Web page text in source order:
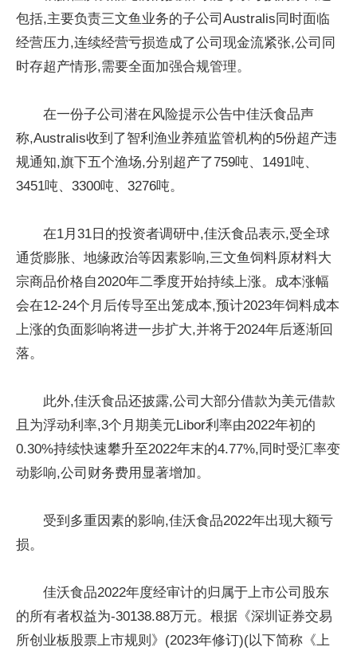
包括,主要负责三文鱼业务的子公司Australis同时面临
经营压力,连续经营亏损造成了公司现金流紧张,公司同
时存超产情形,需要全面加强合规管理。
在一份子公司潜在风险提示公告中佳沃食品声
称,Australis收到了智利渔业养殖监管机构的5份超产违
规通知,旗下五个渔场,分别超产了759吨、1491吨、
3451吨、3300吨、3276吨。
在1月31日的投资者调研中,佳沃食品表示,受全球
通货膨胀、地缘政治等因素影响,三文鱼饲料原材料大
宗商品价格自2020年二季度开始持续上涨。成本涨幅
会在12-24个月后传导至出笼成本,预计2023年饲料成本
上涨的负面影响将进一步扩大,并将于2024年后逐渐回
落。
此外,佳沃食品还披露,公司大部分借款为美元借款
且为浮动利率,3个月期美元Libor利率由2022年初的
0.30%持续快速攀升至2022年末的4.77%,同时受汇率变
动影响,公司财务费用显著增加。
受到多重因素的影响,佳沃食品2022年出现大额亏
损。
佳沃食品2022年度经审计的归属于上市公司股东
的所有者权益为-30138.88万元。根据《深圳证券交易
所创业板股票上市规则》(2023年修订)(以下简称《上